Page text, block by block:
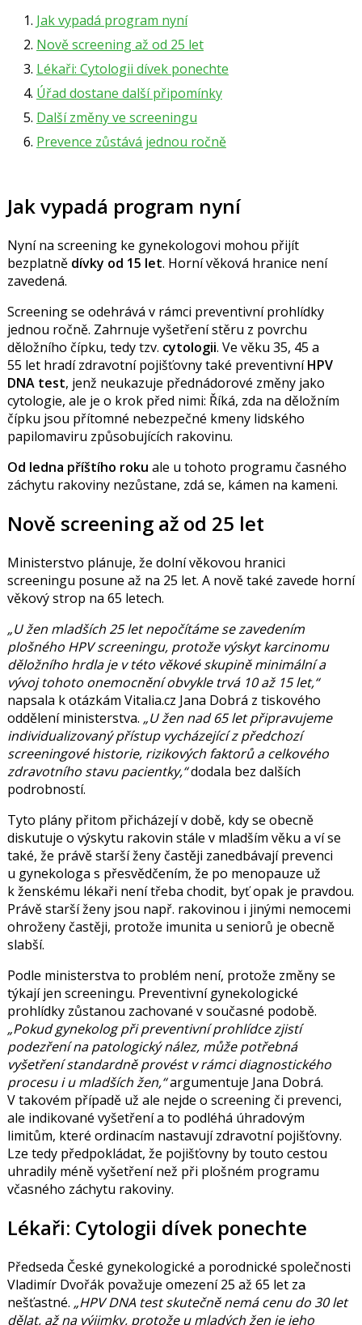
Jak vypadá program nyní
Nově screening až od 25 let
Lékaři: Cytologii dívek ponechte
Úřad dostane další připomínky
Další změny ve screeningu
Prevence zůstává jednou ročně
Jak vypadá program nyní
Nyní na screening ke gynekologovi mohou přijít
bezplatně dívky od 15 let. Horní věková hranice není
zavedená.
Screening se odehrává v rámci preventivní prohlídky
jednou ročně. Zahrnuje vyšetření stěru z povrchu
děložního čípku, tedy tzv. cytologii. Ve věku 35, 45 a
55 let hradí zdravotní pojišťovny také preventivníHPV
DNA test, jenž neukazuje přednádorové změny jako
cytologie, ale je o krok před nimi: Říká, zda na děložním
čípku jsou přítomné nebezpečné kmeny lidského
papilomaviru způsobujících rakovinu.
Od ledna příštího roku ale u tohoto programu časného
záchytu rakoviny nezůstane, zdá se, kámen na kameni.
Nově screening až od 25 let
Ministerstvo plánuje, že dolní věkovou hranici
screeningu posune až na 25 let. A nově také zavede horní
věkový strop na 65 letech.
U žen mladších 25 let nepočítáme se zavedením
plošného HPV screeningu, protože výskyt karcinomu
děložního hrdla je v této věkové skupině minimální a
vývoj tohoto onemocnění obvykle trvá 10 až 15 let,
napsala k otázkám Vitalia.cz Jana Dobrá z tiskového
oddělení ministerstva.
U žen nad 65 let připravujeme
individualizovaný přístup vycházející z předchozí
screeningové historie, rizikových faktorů a celkového
zdravotního stavu pacientky, dodala bez dalších
podrobností.
Tyto plány přitom přicházejí v době, kdy se obecně
diskutuje o výskytu rakovin stále v mladším věku a ví se
také, že právě starší ženy častěji zanedbávají prevenci
u gynekologa s přesvědčením, že po menopauze už
k ženskému lékaři není třeba chodit, byť opak je pravdou.
Právě starší ženy jsou např. rakovinou i jinými nemocemi
ohroženy častěji, protože imunita u seniorů je obecně
slabší.
Podle ministerstva to problém není, protože změny se
týkají jen screeningu. Preventivní gynekologické
prohlídky zůstanou zachované v současné podobě.
Pokud gynekolog při preventivní prohlídce zjistí
podezření na patologický nález, může potřebná
vyšetření standardně provést v rámci diagnostického
procesu i u mladších žen, argumentuje Jana Dobrá.
V takovém případě už ale nejde o screening či prevenci,
ale indikované vyšetření a to podléhá úhradovým
limitům, které ordinacím nastavují zdravotní pojišťovny.
Lze tedy předpokládat, že pojišťovny by touto cestou
uhradily méně vyšetření než při plošném programu
včasného záchytu rakoviny.
Lékaři: Cytologii dívek ponechte
Předseda České gynekologické a porodnické společnosti
Vladimír Dvořák považuje omezení 25 až 65 let za
nešťastné. HPV DNA test skutečně nemá cenu do 30 let
dělat, až na výjimky, protože u mladých žen je jeho